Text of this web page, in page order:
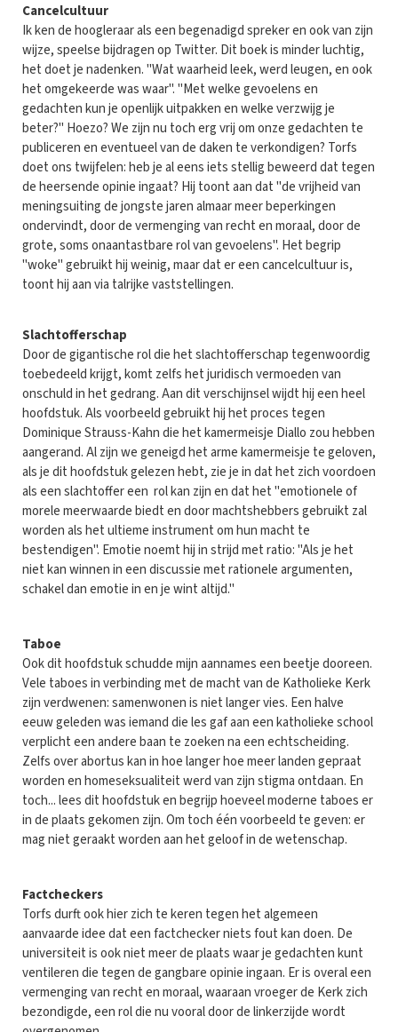
Cancelcultuur
Ik ken de hoogleraar als een begenadigd spreker en ook van zijn
wijze, speelse bijdragen op Twitter. Dit boek is minder luchtig,
het doet je nadenken. "Wat waarheid leek, werd leugen, en ook
het omgekeerde was waar". "Met welke gevoelens en
gedachten kun je openlijk uitpakken en welke verzwijg je
beter?" Hoezo? We zijn nu toch erg vrij om onze gedachten te
publiceren en eventueel van de daken te verkondigen? Torfs
doet ons twijfelen: heb je al eens iets stellig beweerd dat tegen
de heersende opinie ingaat? Hij toont aan dat "de vrijheid van
meningsuiting de jongste jaren almaar meer beperkingen
ondervindt, door de vermenging van recht en moraal, door de
grote, soms onaantastbare rol van gevoelens". Het begrip
"woke" gebruikt hij weinig, maar dat er een cancelcultuur is,
toont hij aan via talrijke vaststellingen.
Slachtofferschap
Door de gigantische rol die het slachtofferschap tegenwoordig
toebedeeld krijgt, komt zelfs het juridisch vermoeden van
onschuld in het gedrang. Aan dit verschijnsel wijdt hij een heel
hoofdstuk. Als voorbeeld gebruikt hij het proces tegen
Dominique Strauss-Kahn die het kamermeisje Diallo zou hebben
aangerand. Al zijn we geneigd het arme kamermeisje te geloven,
als je dit hoofdstuk gelezen hebt, zie je in dat het zich voordoen
als een slachtoffer een rol kan zijn en dat het "emotionele of
morele meerwaarde biedt en door machtshebbers gebruikt zal
worden als het ultieme instrument om hun macht te
bestendigen". Emotie noemt hij in strijd met ratio: "Als je het
niet kan winnen in een discussie met rationele argumenten,
schakel dan emotie in en je wint altijd."
Taboe
Ook dit hoofdstuk schudde mijn aannames een beetje dooreen.
Vele taboes in verbinding met de macht van de Katholieke Kerk
zijn verdwenen: samenwonen is niet langer vies. Een halve
eeuw geleden was iemand die les gaf aan een katholieke school
verplicht een andere baan te zoeken na een echtscheiding.
Zelfs over abortus kan in hoe langer hoe meer landen gepraat
worden en homeseksualiteit werd van zijn stigma ontdaan. En
toch... lees dit hoofdstuk en begrijp hoeveel moderne taboes er
in de plaats gekomen zijn. Om toch één voorbeeld te geven: er
mag niet geraakt worden aan het geloof in de wetenschap.
Factcheckers
Torfs durft ook hier zich te keren tegen het algemeen
aanvaarde idee dat een factchecker niets fout kan doen. De
universiteit is ook niet meer de plaats waar je gedachten kunt
ventileren die tegen de gangbare opinie ingaan. Er is overal een
vermenging van recht en moraal, waaraan vroeger de Kerk zich
bezondigde, een rol die nu vooral door de linkerzijde wordt